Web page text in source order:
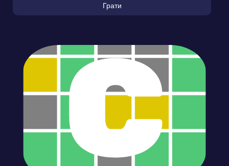
Грати